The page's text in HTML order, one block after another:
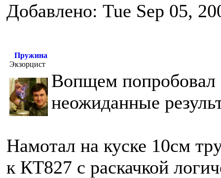
Добавлено: Tue Sep 05,
Пружина
Экзорцист
Вопщем попробовал
неожиданные
Намотал на куске 10см
к КТ827 с раскачкой